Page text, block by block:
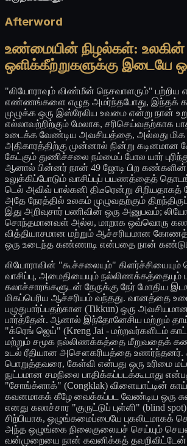
Afterword
உண்மையின் நிழல்கள்: உலகின்
ஒளிக்கீற்றுகளுக்கு இடையே
"லியோராவும் விண்மீன் நெசவாளரும்" பற்றிய
எண்ணங்களை எழுத அமர்ந்தபோது, இந்தக்
முழுக்க ஒரு இஸ்ரேலிய உவமை என்று நான்
எல்லாவற்றிற்கும் மேலாக, சரிசெய்வதற்காக
உடைக்க வேண்டிய அவசியத்தை, அல்லது மிக
அதிகாரத்திற்கு முன்னால் நின்று
கேட்கும் துணிச்சலை நம்மைப் போல யார்
ஆனால் பின்னர் நான் 49 ஜோடி பிற
உலுக்கிப்போடும் வாசிப்புப் பயணத்தைத்
டெல் அவிவ் பால்கனி திடீரென்று
அதே நேரத்தில் உலகம் முழுவதற்கும்
இது அறிவுசார் பணிவின் ஒரு அனுபவம்;
சொந்தமானவள் அல்ல, மாறாக ஒவ்வொரு
வித்தியாசமான மற்றும் ஆச்சரியமான
ஒரு உடைந்த கண்ணாடி என்பதை நான்
லியோராவின் "கூச்சலையும்"
வாசிப்பு, அமைதியையும் நல்லிணக்கத்தையும்
கலாச்சாரங்களுடன் நேருக்கு நேர் மோதிய
மிகப்பெரிய ஆச்சரியம் வந்தது. வானத்தை
பழுதுபார்ப்பதற்கான (Tikkun) ஒரு
பார்த்தேன். ஆனால் இந்தோனேசிய மற்றும்
"க்ரெங் ஜெய்" (Kreng Jai - மற்றவர்களிடம்
மற்றும் சமூக நல்லிணக்கத்தை மீறுவதைக்
உடல் ரீதியான அசௌகரியத்தை
பொறுத்தவரை, கேள்வி என்பது ஒரு உரிமை
நுட்பமான சமநிலை பாதிக்கப்படக்கூடாது
"சோங்க்ளாக்" (Congklak) விளையாட்டின்
கவனமாகக் கீழே வைக்கப்பட வேண்டிய ஒரு
எனது கலாச்சார "குருட்டுப் புள்ளி" (blind
சிற்பியாக, ஒழுங்கமைப்பையே புகலிடமாகக்
அந்த ஒழுங்கை நிலைகுலையச் செய்யும்
வன்முறையை நான் கவனிக்கத்